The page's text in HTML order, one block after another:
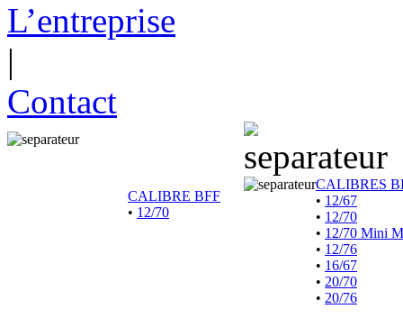
L’entreprise
|
Contact
CALIBRE BFF
• 12/70
CALIBRES
• 12/67
• 12/70
• 12/70 Mini
• 12/76
• 16/67
• 20/70
• 20/76